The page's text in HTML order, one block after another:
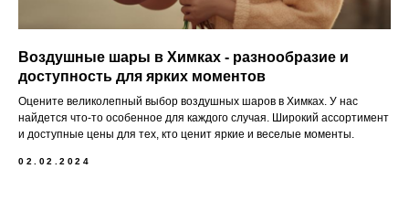
Воздушные шары в Химках - разнообразие и
доступность для ярких моментов
Оцените великолепный выбор воздушных шаров в Химках. У нас
найдется что-то особенное для каждого случая. Широкий ассортимент
и доступные цены для тех, кто ценит яркие и веселые моменты.
02.02.2024